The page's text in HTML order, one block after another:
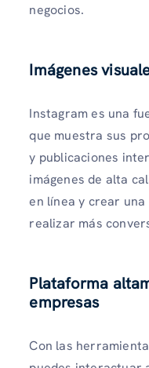
negocios.
Imágenes
Instagram es una
que muestra sus
y publicaciones
imágenes de alta
en línea y crear
realizar más
Plataforma
empresas
Con las